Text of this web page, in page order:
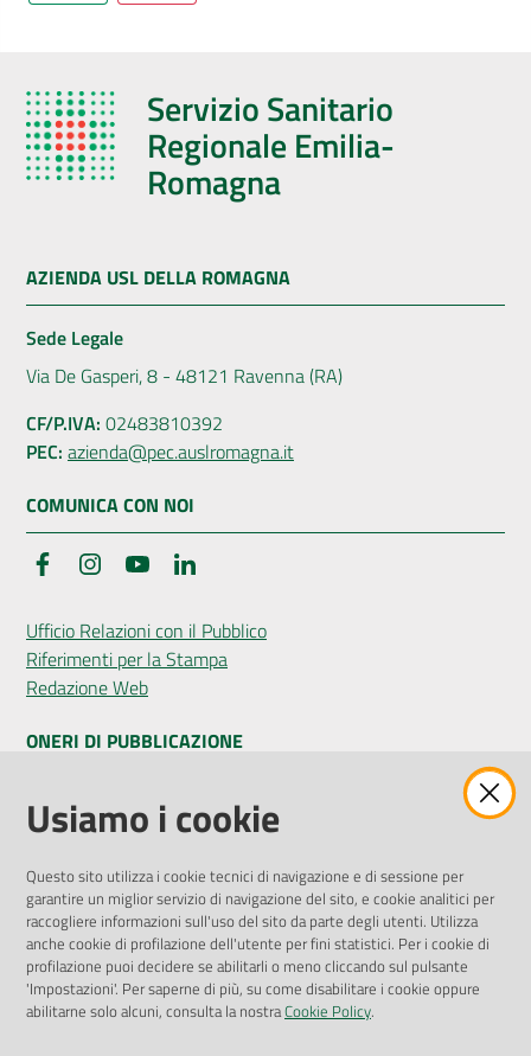
Servizio Sanitario
Regionale Emilia-
Romagna
AZIENDA USL DELLA ROMAGNA
Sede Legale
Via De Gasperi, 8 - 48121 Ravenna (RA)
CF/P.IVA: 02483810392
PEC: azienda@pec.auslromagna.it
COMUNICA CON NOI
FacebookInstagramYouTube
Ufficio Relazioni con il Pubblico
Riferimenti per la Stampa
Redazione Web
ONERI DI PUBBLICAZIONE
Amministrazione Trasparente
Pubblicità legale
Privacy Policy
Attuazione Misure PNRR
Liste di Attesa
ENTI, IMPRESE E PARTNER
Usiamo i cookie
Questo sito utilizza i cookie tecnici di navigazione e di sessione per
garantire un miglior servizio di navigazione del sito, e cookie analitici per
raccogliere informazioni sull'uso del sito da parte degli utenti. Utilizza
anche cookie di profilazione dell'utente per fini statistici. Per i cookie di
profilazione puoi decidere se abilitarli o meno cliccando sul pulsante
'Impostazioni'. Per saperne di più, su come disabilitare i cookie oppure
abilitarne solo alcuni, consulta la nostraCookie Policy.